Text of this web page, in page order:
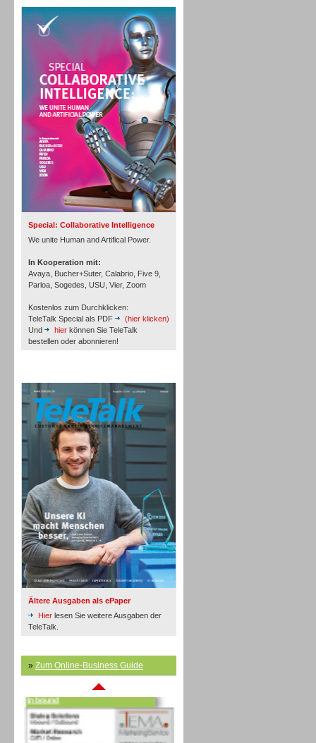
Special: Collaborative Intelligence
We unite Human and Artifical Power.
In Kooperation mit:
Avaya, Bucher+Suter, Calabrio, Five 9,
Parloa, Sogedes, USU, Vier, Zoom
Kostenlos zum Durchklicken:
TeleTalk Special als PDF
(hier klicken)
Und
hier können Sie TeleTalk
bestellen oder abonnieren!
Ältere Ausgaben als ePaper
Hier lesen Sie weitere Ausgaben der
TeleTalk.
» Zum Online-Business Guide
Personal
Inbound
Inbound
Inbound